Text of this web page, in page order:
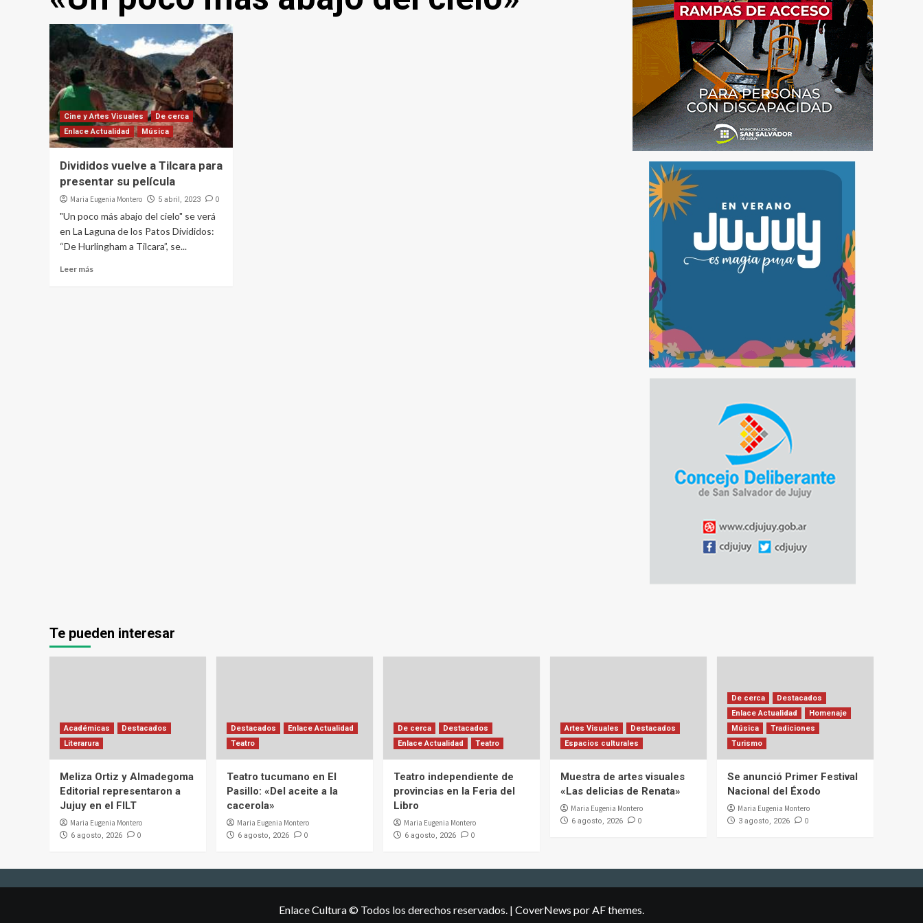
Cine y Artes Visuales
De cerca
Enlace Actualidad
Música
Divididos vuelve a Tilcara para
presentar su película
Maria Eugenia Montero 5 abril, 2023 0
"Un poco más abajo del cielo" se verá
en La Laguna de los Patos Divididos:
“De Hurlingham a Tilcara”, se...
Leer más
Te pueden interesar
Académicas
Destacados
Literarura
Meliza Ortiz y Almadegoma
Editorial representaron a
Jujuy en el FILT
Maria Eugenia Montero
6 agosto, 2026 0
Destacados
Enlace Actualidad
Teatro
Teatro tucumano en El
Pasillo: «Del aceite a la
cacerola»
Maria Eugenia Montero
6 agosto, 2026 0
De cerca
Destacados
Enlace Actualidad
Teatro
Teatro independiente de
provincias en la Feria del
Libro
Maria Eugenia Montero
6 agosto, 2026 0
Artes Visuales
Destacados
Espacios culturales
Muestra de artes visuales
«Las delicias de Renata»
Maria Eugenia Montero
6 agosto, 2026 0
De cerca
Destacados
Enlace Actualidad
Homenaje
Música
Tradiciones
Turismo
Se anunció Primer Festival
Nacional del Éxodo
Maria Eugenia Montero
3 agosto, 2026 0
Enlace Cultura © Todos los derechos reservados. | CoverNews por AF themes.